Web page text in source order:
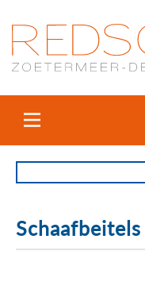
Schaafbeitels